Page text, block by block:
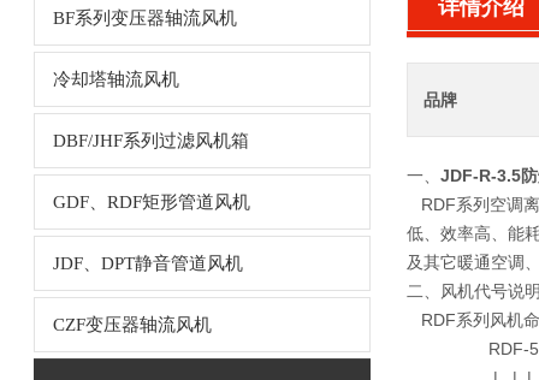
BF系列变压器轴流风机
冷却塔轴流风机
DBF/JHF系列过滤风机箱
GDF、RDF矩形管道风机
JDF、DPT静音管道风机
CZF变压器轴流风机
详情介绍
品牌
一、 JDF-R-3.5
RDF系列空调
低、效率高、能
及其它暖通空调
二、风机代号说
RDF系列风机
RDF-